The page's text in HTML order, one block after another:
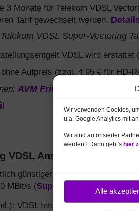
Wir verwenden Cookies,
u.a. Google Analytics mit
Wir sind autorisierter
werden? Dann geht's hier
Alle
3 Monate für Telekom VDSL
Tarif gewechselt werden.
VDSL Super-Vectoring
VDSL wird erstattet (
Aufpreis (zzgl. 4,95 € für HD-
AVM FritzBox zum
VDSL Anschluss
günstiger (siehe oben –
MBit/s (Supervectoring 250 MBit/
VDSL Internetflat bis100 MBit/s